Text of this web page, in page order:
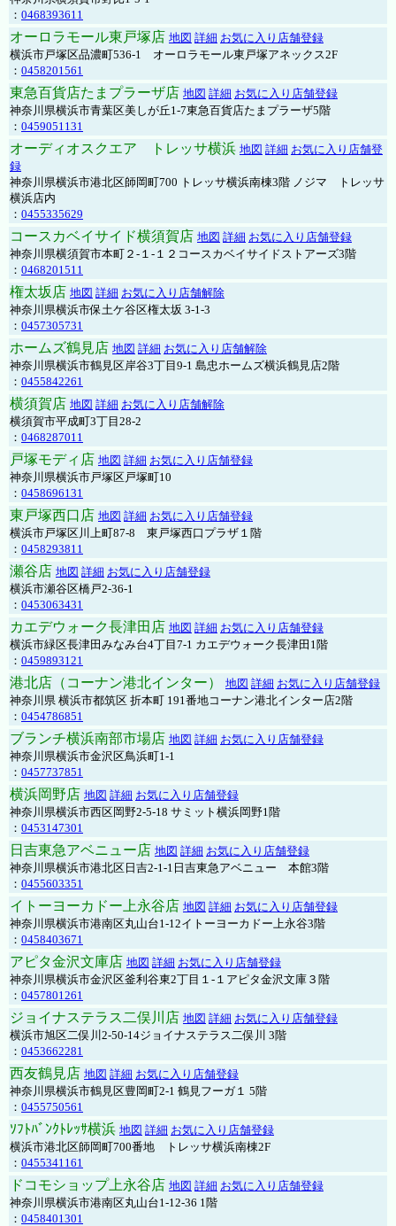
： 0468393611
オーロラモール東戸塚店 地図 詳細 お気に入り店舗登録
横浜市戸塚区品濃町536-1 オーロラモール東戸塚アネックス2F
： 0458201561
東急百貨店たまプラーザ店 地図 詳細 お気に入り店舗登録
神奈川県横浜市青葉区美しが丘1-7東急百貨店たまプラーザ5階
： 0459051131
オーディオスクエア トレッサ横浜 地図 詳細 お気に入り店舗登
録
神奈川県横浜市港北区師岡町700 トレッサ横浜南棟3階 ノジマ トレッサ
横浜店内
： 0455335629
コースカベイサイド横須賀店 地図 詳細 お気に入り店舗登録
神奈川県横須賀市本町２-１-１２コースカベイサイドストアーズ3階
： 0468201511
権太坂店 地図 詳細 お気に入り店舗解除
神奈川県横浜市保土ケ谷区権太坂 3-1-3
： 0457305731
ホームズ鶴見店 地図 詳細 お気に入り店舗解除
神奈川県横浜市鶴見区岸谷3丁目9-1 島忠ホームズ横浜鶴見店2階
： 0455842261
横須賀店 地図 詳細 お気に入り店舗解除
横須賀市平成町3丁目28-2
： 0468287011
戸塚モディ店 地図 詳細 お気に入り店舗登録
神奈川県横浜市戸塚区戸塚町10
： 0458696131
東戸塚西口店 地図 詳細 お気に入り店舗登録
横浜市戸塚区川上町87-8 東戸塚西口プラザ１階
： 0458293811
瀬谷店 地図 詳細 お気に入り店舗登録
横浜市瀬谷区橋戸2-36-1
： 0453063431
カエデウォーク長津田店 地図 詳細 お気に入り店舗登録
横浜市緑区長津田みなみ台4丁目7-1 カエデウォーク長津田1階
： 0459893121
港北店（コーナン港北インター） 地図 詳細 お気に入り店舗登録
神奈川県 横浜市都筑区 折本町 191番地コーナン港北インター店2階
： 0454786851
ブランチ横浜南部市場店 地図 詳細 お気に入り店舗登録
神奈川県横浜市金沢区鳥浜町1-1
： 0457737851
横浜岡野店 地図 詳細 お気に入り店舗登録
神奈川県横浜市西区岡野2-5-18 サミット横浜岡野1階
： 0453147301
日吉東急アベニュー店 地図 詳細 お気に入り店舗登録
神奈川県横浜市港北区日吉2-1-1日吉東急アベニュー 本館3階
： 0455603351
イトーヨーカドー上永谷店 地図 詳細 お気に入り店舗登録
神奈川県横浜市港南区丸山台1-12イトーヨーカドー上永谷3階
： 0458403671
アピタ金沢文庫店 地図 詳細 お気に入り店舗登録
神奈川県横浜市金沢区釜利谷東2丁目１-１アピタ金沢文庫３階
： 0457801261
ジョイナステラス二俣川店 地図 詳細 お気に入り店舗登録
横浜市旭区二俣川2-50-14ジョイナステラス二俣川 3階
： 0453662281
西友鶴見店 地図 詳細 お気に入り店舗登録
神奈川県横浜市鶴見区豊岡町2-1 鶴見フーガ１ 5階
： 0455750561
ｿﾌﾄﾊﾞﾝｸﾄﾚｯｻ横浜 地図 詳細 お気に入り店舗登録
横浜市港北区師岡町700番地 トレッサ横浜南棟2F
： 0455341161
ドコモショップ上永谷店 地図 詳細 お気に入り店舗登録
神奈川県横浜市港南区丸山台1-12-36 1階
： 0458401301